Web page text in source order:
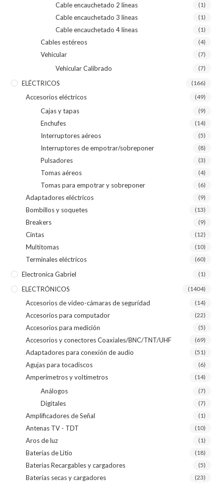
Cable encauchetado 2 líneas (1)
Cable encauchetado 3 líneas (1)
Cable encauchetado 4 líneas (1)
Cables estéreos (4)
Vehicular (7)
Vehicular Calibrado (7)
ELÉCTRICOS (166)
Accesorios eléctricos (49)
Cajas y tapas (9)
Enchufes (14)
Interruptores aéreos (5)
Interruptores de empotrar/sobreponer (8)
Pulsadores (3)
Tomas aéreos (4)
Tomas para empotrar y sobreponer (6)
Adaptadores eléctricos (9)
Bombillos y soquetes (13)
Breakers (9)
Cintas (12)
Multitomas (10)
Terminales eléctricos (60)
Electronica Gabriel (1)
ELECTRÓNICOS (1404)
Accesorios de video-cámaras de seguridad (14)
Accesorios para computador (22)
Accesorios para medición (5)
Accesorios y conectores Coaxiales/BNC/TNT/UHF (69)
Adaptadores para conexión de audio (51)
Agujas para tocadiscos (6)
Amperímetros y voltímetros (14)
Análogos (7)
Digitales (7)
Amplificadores de Señal (1)
Antenas TV - TDT (10)
Aros de luz (1)
Baterías de Litio (18)
Baterías Recargables y cargadores (5)
Baterías secas y cargadores (23)